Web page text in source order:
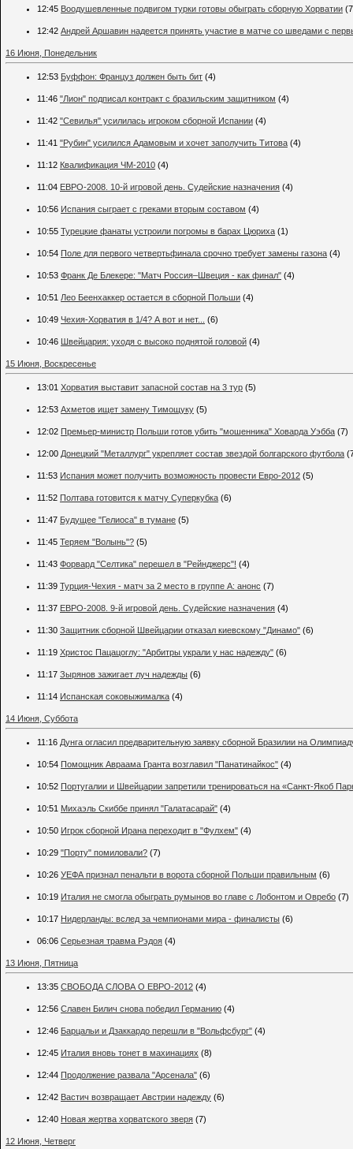
12:45 Воодушевленные подвигом турки готовы обыграть сборную Хорватии
12:42 Андрей Аршавин надеется принять участие в матче со шведами с
16 Июня, Понедельник
12:53 Буффон: Француз должен быть бит (4)
11:46 "Лион" подписал контракт с бразильским защитником (4)
11:42 "Севилья" усилилась игроком сборной Испании (4)
11:41 "Рубин" усилился Адамовым и хочет заполучить Титова (4)
11:12 Квалификация ЧМ-2010 (4)
11:04 ЕВРО-2008. 10-й игровой день. Судейские назначения (4)
10:56 Испания сыграет с греками вторым составом (4)
10:55 Турецкие фанаты устроили погромы в барах Цюриха (1)
10:54 Поле для первого четвертьфинала срочно требует замены газона (4)
10:53 Франк Де Блекере: "Матч Россия–Швеция - как финал" (4)
10:51 Лео Беенхаккер остается в сборной Польши (4)
10:49 Чехия-Хорватия в 1/4? А вот и нет... (6)
10:46 Швейцария: уходя с высоко поднятой головой (4)
15 Июня, Воскресенье
13:01 Хорватия выставит запасной состав на 3 тур (5)
12:53 Ахметов ищет замену Тимощуку (5)
12:02 Премьер-министр Польши готов убить "мошенника" Ховарда Уэбба (7)
12:00 Донецкий "Металлург" укрепляет состав звездой болгарского футбола
11:53 Испания может получить возможность провести Евро-2012 (5)
11:52 Полтава готовится к матчу Суперкубка (6)
11:47 Будущее "Гелиоса" в тумане (5)
11:45 Теряем "Волынь"? (5)
11:43 Форвард "Селтика" перешел в "Рейнджерс"! (4)
11:39 Турция-Чехия - матч за 2 место в группе А: анонс (7)
11:37 ЕВРО-2008. 9-й игровой день. Судейские назначения (4)
11:30 Защитник сборной Швейцарии отказал киевскому "Динамо" (6)
11:19 Христос Пацацоглу: "Арбитры украли у нас надежду" (6)
11:17 Зырянов зажигает луч надежды (6)
11:14 Испанская соковыжималка (4)
14 Июня, Суббота
11:16 Дунга огласил предварительную заявку сборной Бразилии на
10:54 Помощник Авраама Гранта возглавил "Панатинайкос" (4)
10:52 Португалии и Швейцарии запретили тренироваться на «Санкт-Якоб
10:51 Михаэль Скиббе принял "Галатасарай" (4)
10:50 Игрок сборной Ирана переходит в "Фулхем" (4)
10:29 "Порту" помиловали? (7)
10:26 УЕФА признал пенальти в ворота сборной Польши правильным (6)
10:19 Италия не смогла обыграть румынов во главе с Лобонтом и Овребо (7)
10:17 Нидерланды: вслед за чемпионами мира - финалисты (6)
06:06 Серьезная травма Рэдоя (4)
13 Июня, Пятница
13:35 СВОБОДА СЛОВА О ЕВРО-2012 (4)
12:56 Славен Билич снова победил Германию (4)
12:46 Барцальи и Дзаккардо перешли в "Вольфсбург" (4)
12:45 Италия вновь тонет в махинациях (8)
12:44 Продолжение развала "Арсенала" (6)
12:42 Вастич возвращает Австрии надежду (6)
12:40 Новая жертва хорватского зверя (7)
12 Июня, Четверг